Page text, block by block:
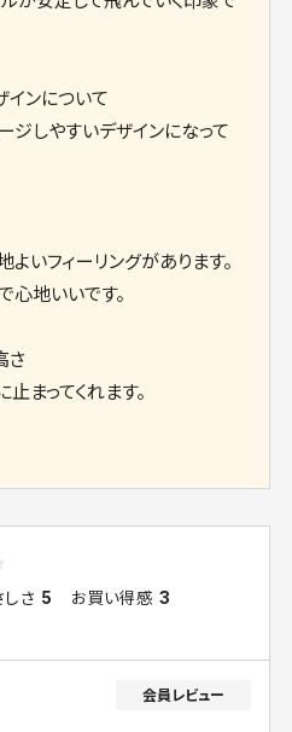
インについて
ジしやすいデザインになって
いフィーリングがあります。
心地いいです。
さ
まってくれます。
しさ 5 お買い得感 3